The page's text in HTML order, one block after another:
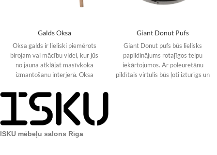
Galds Oksa
Oksa galds ir lieliski piemērots
birojam vai mācību videi, kur jūs
no jauna atklājat masīvkoka
izmantošanu interjerā. Oksa
Giant Donut Pufs
Giant Donut pufs būs lielisks
papildinājums rotaļīgos telpu
iekārtojumos. Ar poleuretānu
pildītais virtulis būs ļoti izturīgs un
ISKU mēbeļu salons Rīga